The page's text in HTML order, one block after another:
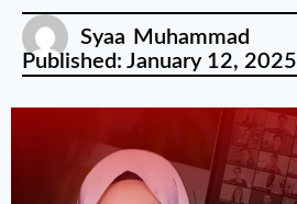
Syaa Muhammad
Published: January 12, 2025